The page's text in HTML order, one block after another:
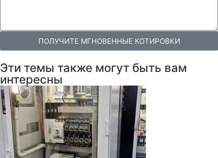
ПОЛУЧИТЕ МГНОВЕННЫЕ КОТИРОВКИ
Эти темы также могут быть вам
интересны